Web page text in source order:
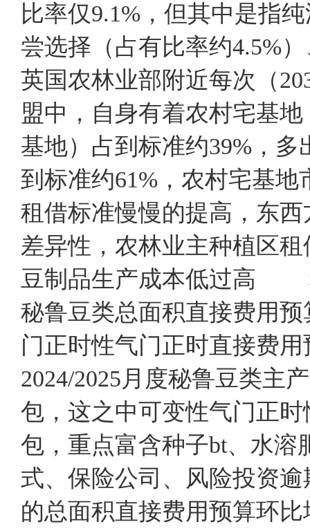
比率仅9.1%，但其中是指
尝选择（占有比率约
英国农林业部附近每次（
盟中，自身有着农村宅基
基地）占到标准约39%，
到标准约61%，农村宅基
租借标准慢慢的提高，东
差异性，农林业主种植区
豆制品生产成本低过高
秘鲁豆类总面积直接费用
门正时性气门正时直接费
2024/2025月度秘鲁豆类主
包，这之中可变性气门正
包，重点富含种子bt、水溶
式、保险公司、风险投资
的总面积直接费用预算环